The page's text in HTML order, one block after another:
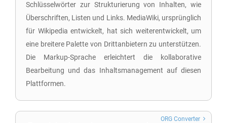
Schlüsselwörter zur Strukturierung von Inhalten, wie
Überschriften, Listen und Links. MediaWiki, ursprünglich
für Wikipedia entwickelt, hat sich weiterentwickelt, um
eine breitere Palette von Drittanbietern zu unterstützen.
Die Markup-Sprache erleichtert die kollaborative
Bearbeitung und das Inhaltsmanagement auf diesen
Plattformen.
ORG Converter